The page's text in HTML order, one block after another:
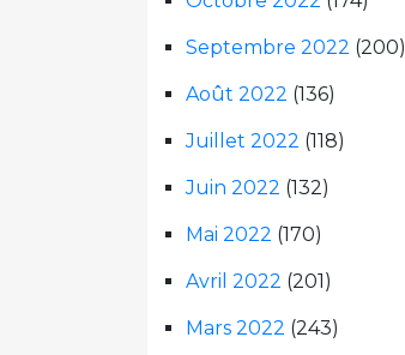
Septembre 2022 (200)
Août 2022 (136)
Juillet 2022 (118)
Juin 2022 (132)
Mai 2022 (170)
Avril 2022 (201)
Mars 2022 (243)